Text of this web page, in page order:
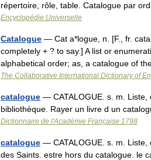
répertoire, rôle, table. Catalogue par
Encyclopédie Universelle
Catalogue — Cat a*logue, n. [F., fr.
completely + ? to say.] A list or
alphabetical order; as, a catalogue of
The Collaborative International Dictionary of
catalogue — CATALOGUE. s. m. Liste,
bibliothèque. Rayer un livre d un
Dictionnaire de l'Académie Française 1798
catalogue — CATALOGUE. s. m. Liste,
des Saints. estre hors du catalogue. le